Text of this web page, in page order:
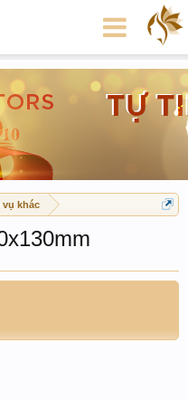
vụ khác